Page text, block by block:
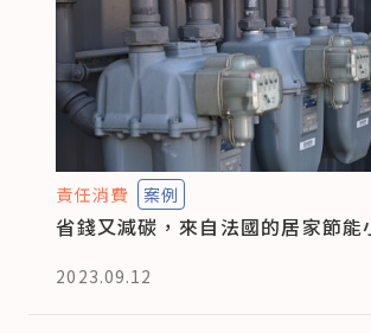
責任消費 案例
省錢又減碳，來自法國的居家節能
2023.09.12